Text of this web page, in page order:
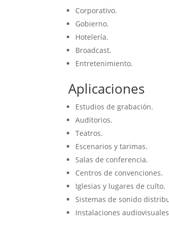
Corporativo.
Gobierno.
Hotelería.
Broadcast.
Entretenimiento.
Aplicaciones
Estudios de grabación.
Auditorios.
Teatros.
Escenarios y tarimas.
Salas de conferencia.
Centros de convenciones.
Iglesias y lugares de culto.
Sistemas de sonido
Instalaciones